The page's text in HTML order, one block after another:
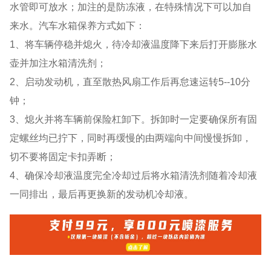
水管即可放水；加注的是防冻液，在特殊情况下可以加自
来水。汽车水箱保养方式如下：
1、将车辆停稳并熄火，待冷却液温度降下来后打开膨胀水
壶并加注水箱清洗剂；
2、启动发动机，直至散热风扇工作后再怠速运转5--10分
钟；
3、熄火并将车辆前保险杠卸下。拆卸时一定要确保所有固
定螺丝均已拧下，同时再缓慢的由两端向中间慢慢拆卸，
切不要将固定卡扣弄断；
4、确保冷却液温度完全冷却过后将水箱清洗剂随着冷却液
一同排出，最后再更换新的发动机冷却液。